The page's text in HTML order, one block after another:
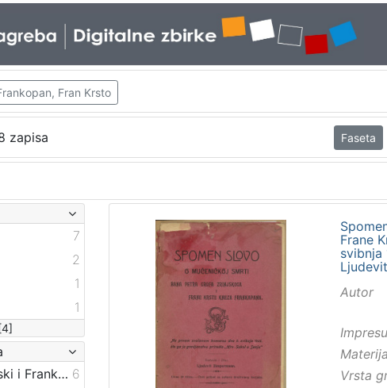
Fran Krsto
zapisa Faseta
7
2
1
1
Obitelji Šubić, Zrinski i Frankopan 6
Frane
Autor
Vrsta